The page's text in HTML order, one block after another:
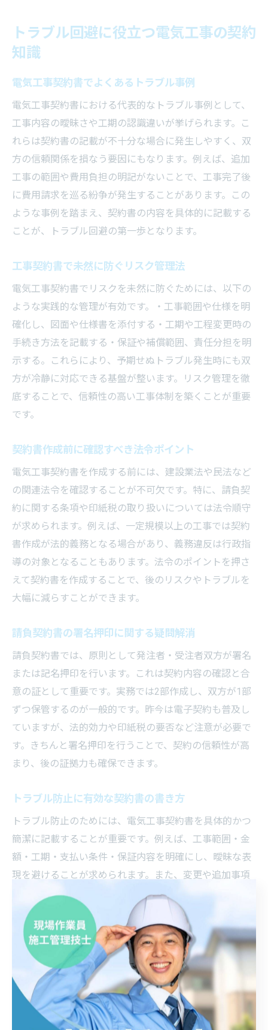
トラブル回避に役立つ電気工事の契約
知識
電気工事契約書でよくあるトラブル事例
電気工事契約書における代表的なトラブル事例として、
工事内容の曖昧さや工期の認識違いが挙げられます。こ
れらは契約書の記載が不十分な場合に発生しやすく、双
方の信頼関係を損なう要因にもなります。例えば、追加
工事の範囲や費用負担の明記がないことで、工事完了後
に費用請求を巡る紛争が発生することがあります。この
ような事例を踏まえ、契約書の内容を具体的に記載する
ことが、トラブル回避の第一歩となります。
工事契約書で未然に防ぐリスク管理法
電気工事契約書でリスクを未然に防ぐためには、以下の
ような実践的な管理が有効です。・工事範囲や仕様を明
確化し、図面や仕様書を添付する・工期や工程変更時の
手続き方法を記載する・保証や補償範囲、責任分担を明
示する。これらにより、予期せぬトラブル発生時にも双
方が冷静に対応できる基盤が整います。リスク管理を徹
底することで、信頼性の高い工事体制を築くことが重要
です。
契約書作成前に確認すべき法令ポイント
電気工事契約書を作成する前には、建設業法や民法など
の関連法令を確認することが不可欠です。特に、請負契
約に関する条項や印紙税の取り扱いについては法令順守
が求められます。例えば、一定規模以上の工事では契約
書作成が法的義務となる場合があり、義務違反は行政指
導の対象となることもあります。法令のポイントを押さ
えて契約書を作成することで、後のリスクやトラブルを
大幅に減らすことができます。
請負契約書の署名押印に関する疑問解消
請負契約書では、原則として発注者・受注者双方が署名
または記名押印を行います。これは契約内容の確認と合
意の証として重要です。実務では2部作成し、双方が1部
ずつ保管するのが一般的です。昨今は電子契約も普及し
ていますが、法的効力や印紙税の要否など注意が必要で
す。きちんと署名押印を行うことで、契約の信頼性が高
まり、後の証拠力も確保できます。
トラブル防止に有効な契約書の書き方
トラブル防止のためには、電気工事契約書を具体的かつ
簡潔に記載することが重要です。例えば、工事範囲・金
額・工期・支払い条件・保証内容を明確にし、曖昧な表
現を避けることが求められます。また、変更や追加事項
が発生した場合の手順や、万一の損害発生時の対応も記
載しておくと安心です。実際の現場でよくある事例を参
考に、チェックリスト方式で項目を整理する方法も有効
です。
実際の現場で役立つ電気工事契約知識
現場で役立つ電気工事契約知識として、現場ごとに異な
るリスクや管理ポイントを理解することが挙げられま